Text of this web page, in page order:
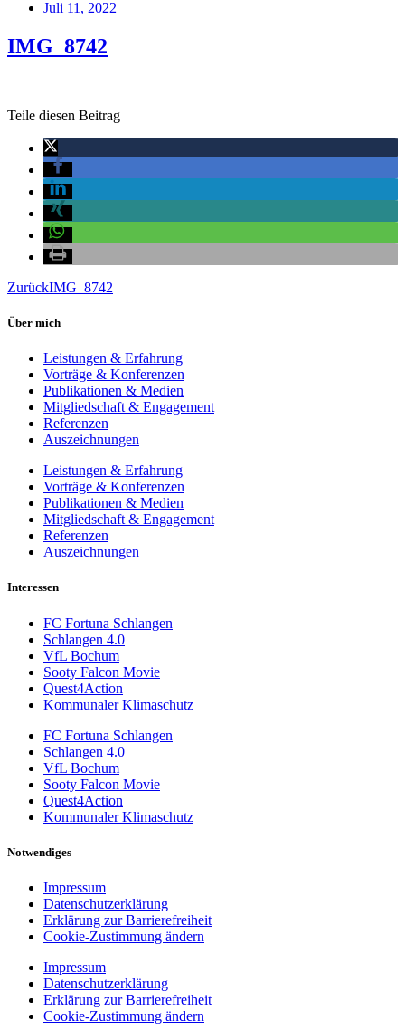
Juli 11, 2022
IMG_8742
Teile diesen Beitrag
ZurückIMG_8742
Über mich
Leistungen & Erfahrung
Vorträge & Konferenzen
Publikationen & Medien
Mitgliedschaft & Engagement
Referenzen
Auszeichnungen
Leistungen & Erfahrung
Vorträge & Konferenzen
Publikationen & Medien
Mitgliedschaft & Engagement
Referenzen
Auszeichnungen
Interessen
FC Fortuna Schlangen
Schlangen 4.0
VfL Bochum
Sooty Falcon Movie
Quest4Action
Kommunaler Klimaschutz
FC Fortuna Schlangen
Schlangen 4.0
VfL Bochum
Sooty Falcon Movie
Quest4Action
Kommunaler Klimaschutz
Notwendiges
Impressum
Datenschutzerklärung
Erklärung zur Barrierefreiheit
Cookie-Zustimmung ändern
Impressum
Datenschutzerklärung
Erklärung zur Barrierefreiheit
Cookie-Zustimmung ändern